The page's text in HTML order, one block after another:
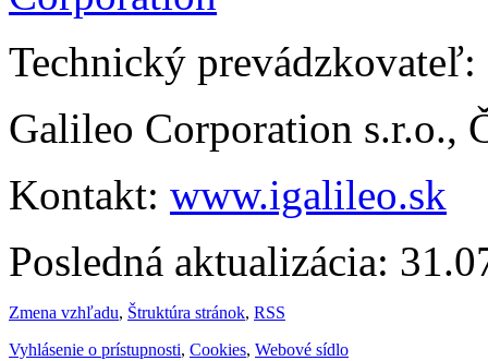
Technický prevádzkovateľ:
Galileo Corporation s.r.o.,
Kontakt: www.igalileo.sk
Posledná aktualizácia:
Zmena vzhľadu, Štruktúra stránok, RSS
Vyhlásenie o prístupnosti, Cookies, Webové sídlo